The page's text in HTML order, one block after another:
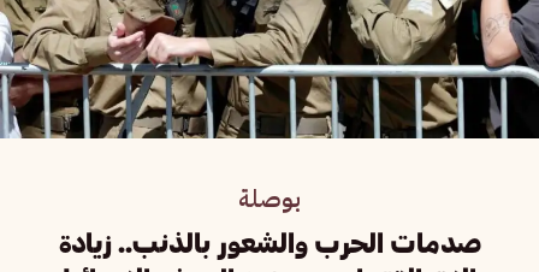
بوصلة
صدمات الحرب والشعور بالذنب.. زيادة